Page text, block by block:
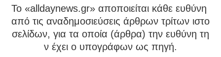
To «alldaynews.gr» αποποιείται κάθε ευθύνη
από τις αναδημοσιεύσεις άρθρων τρίτων ιστο
σελίδων, για τα οποία (άρθρα) την ευθύνη τη
ν έχει ο υπογράφων ως πηγή.